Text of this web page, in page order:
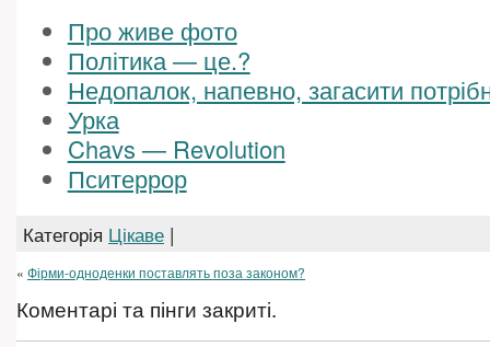
Про живе фото
Політика — це.?
Недопалок, напевно, загасити
Урка
Chavs — Revolution
Пситеррор
Категорія Цікаве |
« Фірми-одноденки поставлять поза законом?
Коментарі та пінги закриті.